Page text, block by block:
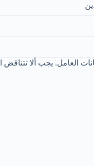
العامل. يجب ألا تتناقض